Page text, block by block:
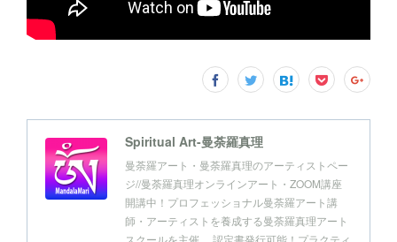
Spiritual Art-曼荼羅真理
曼荼羅アート・曼荼羅真理のアーティストペー
ジ//曼荼羅真理オンラインアート・ZOOM講座
開講中！プロフェッショナル曼荼羅アート講
師・アーティストを養成する曼荼羅真理アート
スクールを主催。 認定書発行可能！プラクティ